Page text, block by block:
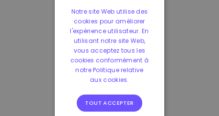
Notre site Web utilise des
cookies pour améliorer
l'expérience utilisateur. En
utilisant notre site Web,
vous acceptez tous les
cookies conformément à
notre Politique relative
aux cookies.
TOUT ACCEPTER